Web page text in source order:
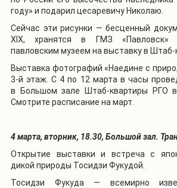
году» и подарил цесаревичу Николаю.
Сейчас эти рисунки — бесценный
XIX, хранятся в ГМЗ «Павловск»
павловским музеем на выставку в Штаб-
Выставка фотографий «Наедине с
3-й этаж. С 4 по 12 марта в часы
в Большом зале Штаб-квартиры РГО в
Смотрите расписание на март.
4 марта, вторник, 18.30, Большой зал.
Открытие выставки и встреча с
дикой природы Тосидзи Фукудой.
Тосидзи Фукуда — всемирно